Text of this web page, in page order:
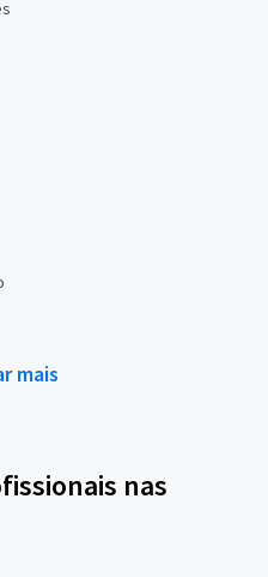
mais
nas